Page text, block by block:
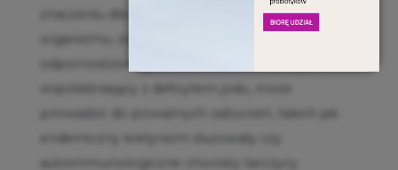
znaczeniu dla prawidłowego funkcjonowania